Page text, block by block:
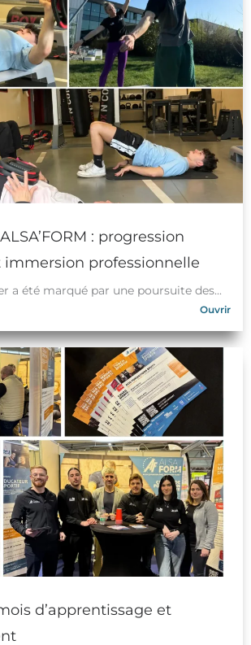
: progression
professionnelle
a été marqué par une poursuite des...
Ouvrir
d’apprentissage et